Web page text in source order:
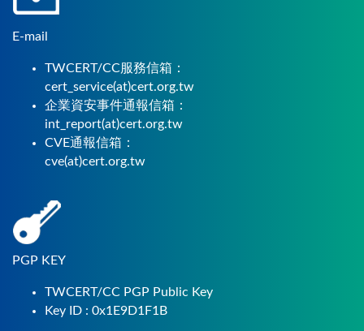
E-mail
TWCERT/CC服務信箱：
cert_service(at)cert.org.tw
企業資安事件通報信箱：
int_report(at)cert.org.tw
CVE通報信箱：
cve(at)cert.org.tw
PGP KEY
TWCERT/CC PGP Public Key
Key ID : 0x1E9D1F1B